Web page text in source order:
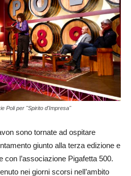
Poli per "Spirito d'Impresa"
sono tornate ad ospitare
giunto alla terza edizione e
con l’associazione Pigafetta 500.
nei giorni scorsi nell’ambito